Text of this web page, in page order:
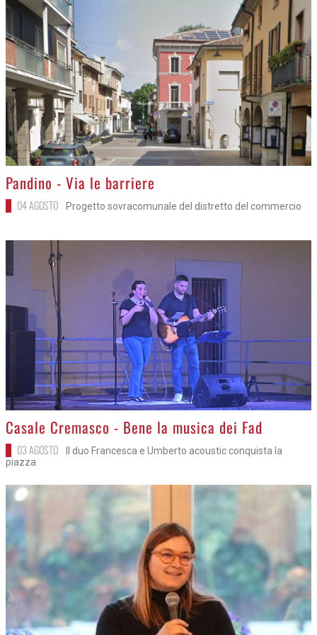
>
Pandino - Via le barriere
04 AGOSTO Progetto sovracomunale del distretto del commercio
>
Casale Cremasco - Bene la musica dei Fad
03 AGOSTO
Il duo Francesca e Umberto acoustic conquista la
piazza